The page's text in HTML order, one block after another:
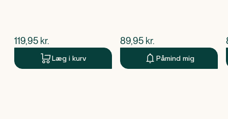
$nuværende pris
119,95 kr.
Læg i kurv
$nuværende pris
89,95 kr.
Påmind mig